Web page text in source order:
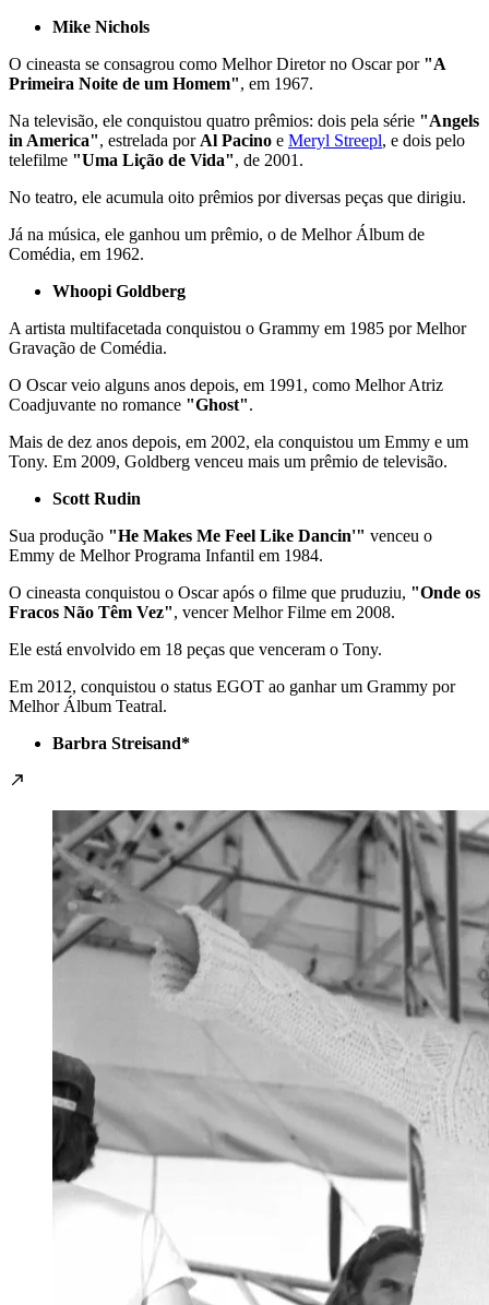
Mike Nichols
O cineasta se consagrou como Melhor Diretor no Oscar por "A
Primeira Noite de um Homem", em 1967.
Na televisão, ele conquistou quatro prêmios: dois pela série "Angels
in America", estrelada por Al Pacino e Meryl Streepl, e dois pelo
telefilme "Uma Lição de Vida", de 2001.
No teatro, ele acumula oito prêmios por diversas peças que dirigiu.
Já na música, ele ganhou um prêmio, o de Melhor Álbum de
Comédia, em 1962.
Whoopi Goldberg
A artista multifacetada conquistou o Grammy em 1985 por Melhor
Gravação de Comédia.
O Oscar veio alguns anos depois, em 1991, como Melhor Atriz
Coadjuvante no romance "Ghost".
Mais de dez anos depois, em 2002, ela conquistou um Emmy e um
Tony. Em 2009, Goldberg venceu mais um prêmio de televisão.
Scott Rudin
Sua produção "He Makes Me Feel Like Dancin'" venceu o
Emmy de Melhor Programa Infantil em 1984.
O cineasta conquistou o Oscar após o filme que pruduziu, "Onde os
Fracos Não Têm Vez", vencer Melhor Filme em 2008.
Ele está envolvido em 18 peças que venceram o Tony.
Em 2012, conquistou o status EGOT ao ganhar um Grammy por
Melhor Álbum Teatral.
Barbra Streisand*